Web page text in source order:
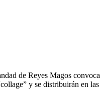
de Reyes Magos
y se distribuirán en